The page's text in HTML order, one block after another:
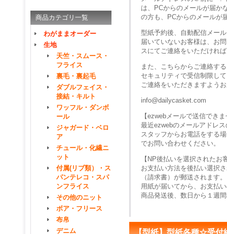
商品カテゴリ一覧
わがままオーダー
生地
天竺・スムース・
フライス
裏毛・裏起毛
ダブルフェイス・
接結・キルト
ワッフル・ダンボ
ール
ジャガード・ベロ
ア
チュール・化繊ニ
ット
付属(リブ類）・ス
パンテレコ・スパ
ンフライス
その他のニット
ボア・フリース
布帛
デニム
は、PCからのメールが届か
の方も、PCからのメールが
型紙予約後、自動配信メー
届いていないお客様は、お
スにてご連絡をいただけれ
また、こちらからご連絡す
セキュリティで受信制限し
ご連絡をいただきますよう
info@dailycasket.com
【ezwebメールで送信でき
最近ezwebのメールアドレ
スタッフからお電話をする
でお問い合わせください。
【NP後払いを選択されたお
お支払い方法を後払い選択
（請求書）が郵送されます。
用紙が届いてから、お支払
商品発送後、数日から１週
【型紙】型紙各種☆受付